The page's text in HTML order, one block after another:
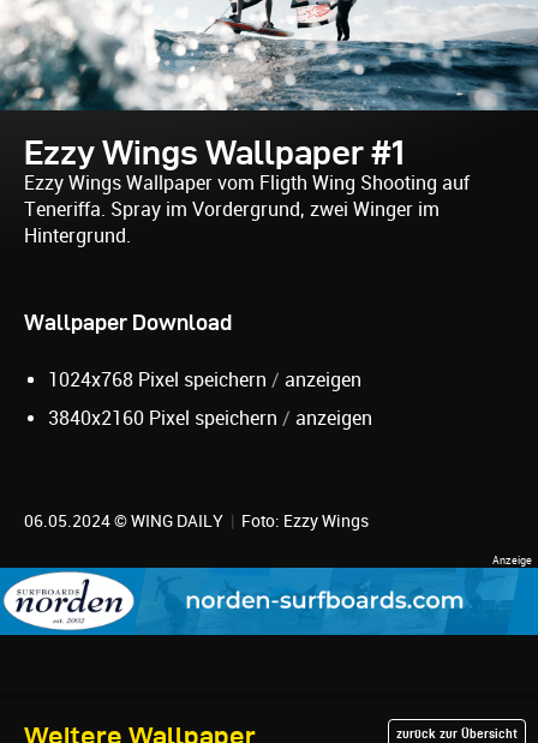
Ezzy Wings Wallpaper #1
Ezzy Wings Wallpaper vom Fligth Wing Shooting auf
Teneriffa. Spray im Vordergrund, zwei Winger im
Hintergrund.
Wallpaper Download
1024x768 Pixel speichern / anzeigen
3840x2160 Pixel speichern / anzeigen
06.05.2024 © WING DAILY | Foto: Ezzy Wings
Weitere Wallpaper zurück zur Übersicht